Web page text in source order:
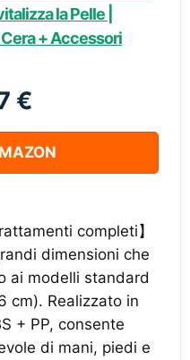
la Pelle |
+ Accessori
€
completi】
dimensioni che
ai modelli standard
cm). Realizzato in
+ PP, consente
di mani, piedi e